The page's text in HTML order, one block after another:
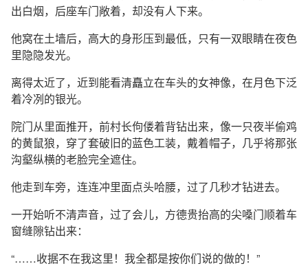
出白烟，后座车门敞着，却没有人下来。
他窝在土墙后，高大的身形压到最低，只有一双眼睛在夜色
里隐隐发光。
离得太近了，近到能看清矗立在车头的女神像，在月色下泛
着冷冽的银光。
院门从里面推开，前村长佝偻着背钻出来，像一只夜半偷鸡
的黄鼠狼，穿了套破旧的蓝色工装，戴着帽子，几乎将那张
沟壑纵横的老脸完全遮住。
他走到车旁，连连冲里面点头哈腰，过了几秒才钻进去。
一开始听不清声音，过了会儿，方德贵抬高的尖嗓门顺着车
窗缝隙钻出来：
“……收据不在我这里！我全都是按你们说的做的！”